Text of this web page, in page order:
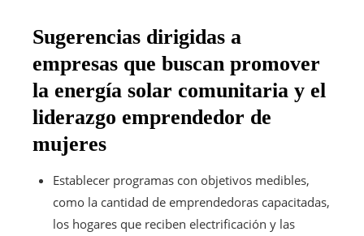
Sugerencias dirigidas a
empresas que buscan promover
la energía solar comunitaria y el
liderazgo emprendedor de
mujeres
Establecer programas con objetivos medibles,
como la cantidad de emprendedoras capacitadas,
los hogares que reciben electrificación y las